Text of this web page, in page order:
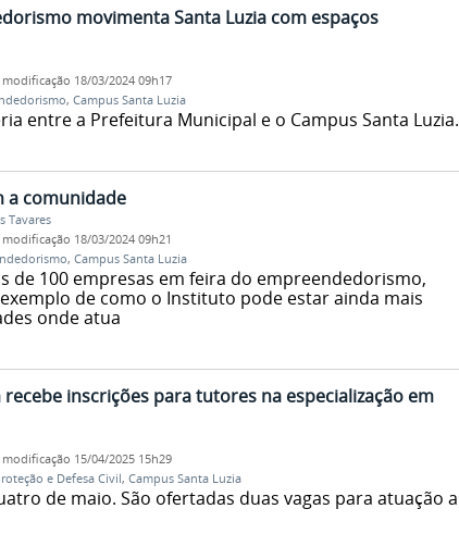
movimenta Santa Luzia com espaços
18/03/2024 09h17
, Campus Santa Luzia
entre a Prefeitura Municipal e o Campus Santa Luzia.
a comunidade
Tavares
18/03/2024 09h21
, Campus Santa Luzia
de 100 empresas em feira do empreendedorismo,
de como o Instituto pode estar ainda mais
onde atua
recebe inscrições para tutores na especialização em
15/04/2025 15h29
e Defesa Civil, Campus Santa Luzia
de maio. São ofertadas duas vagas para atuação a